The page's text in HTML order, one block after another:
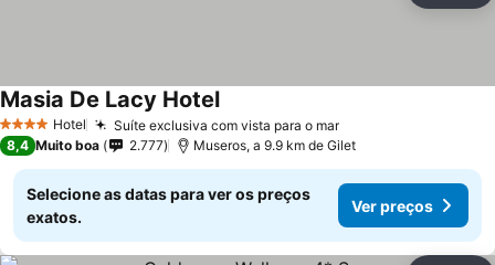
4 EstrelasHotel Suíte exclusiva com vista para o mar
Masia De Lacy Hotel
8,4 Muito boa 2.777 Museros, a 9.9 km de Gilet
Selecione as datas para ver os preços
exatos.
Ver preços